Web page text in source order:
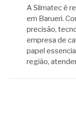
A Silmatec é
em Barueri.
precisão,
empresa de
papel
região,